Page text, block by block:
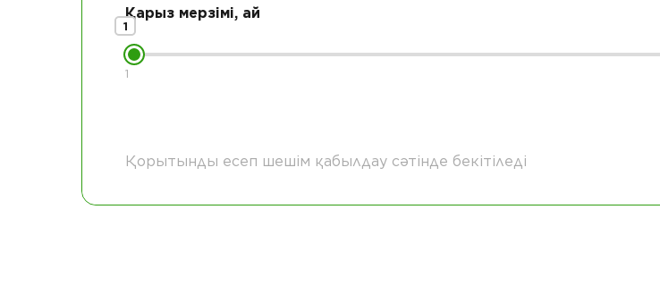
Қарыз мерзімі, ай
1
1
Қорытынды есеп шешім қабылдау сәтінде бекітіледі